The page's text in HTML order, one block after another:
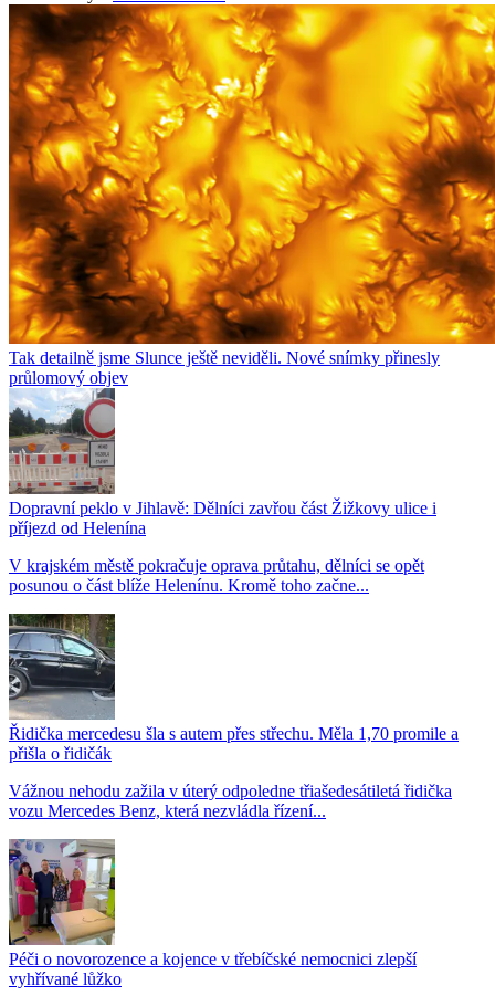
Tak detailně jsme Slunce ještě neviděli. Nové snímky přinesly
průlomový objev
Dopravní peklo v Jihlavě: Dělníci zavřou část Žižkovy ulice i
příjezd od Helenína
V krajském městě pokračuje oprava průtahu, dělníci se opět
posunou o část blíže Helenínu. Kromě toho začne...
Řidička mercedesu šla s autem přes střechu. Měla 1,70 promile a
přišla o řidičák
Vážnou nehodu zažila v úterý odpoledne třiašedesátiletá řidička
vozu Mercedes Benz, která nezvládla řízení...
Péči o novorozence a kojence v třebíčské nemocnici zlepší
vyhřívané lůžko